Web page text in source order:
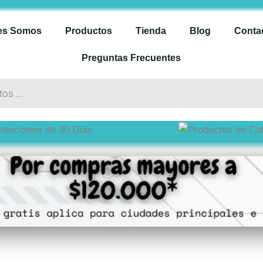
Somos Productos Tienda Blog
Preguntas Frecuentes